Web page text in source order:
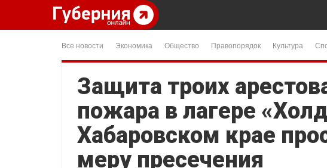
Все новости Экономика Общество Правопорядок Культура
Защита троих
пожара в лагере
Хабаровском крае
меру пресечения